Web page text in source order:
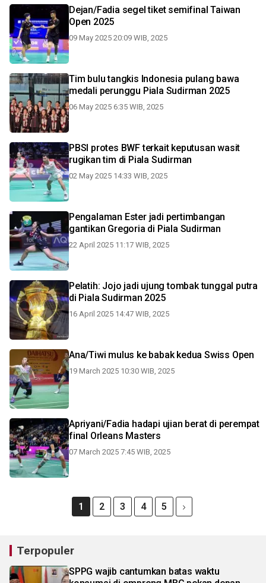
Dejan/Fadia segel tiket semifinal Taiwan
Open 2025
09 May 2025 20:09 WIB, 2025
Tim bulu tangkis Indonesia pulang bawa
medali perunggu Piala Sudirman 2025
06 May 2025 6:35 WIB, 2025
PBSI protes BWF terkait keputusan wasit
rugikan tim di Piala Sudirman
02 May 2025 14:33 WIB, 2025
Pengalaman Ester jadi pertimbangan
gantikan Gregoria di Piala Sudirman
22 April 2025 11:17 WIB, 2025
Pelatih: Jojo jadi ujung tombak tunggal putra
di Piala Sudirman 2025
16 April 2025 14:47 WIB, 2025
Ana/Tiwi mulus ke babak kedua Swiss Open
19 March 2025 10:30 WIB, 2025
Apriyani/Fadia hadapi ujian berat di perempat
final Orleans Masters
07 March 2025 7:45 WIB, 2025
1 2 3 4 5
Terpopuler
SPPG wajib cantumkan batas waktu